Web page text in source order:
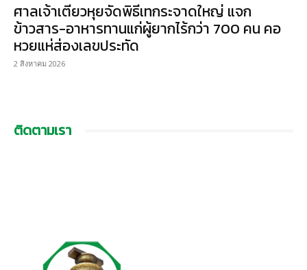
ศาลเจ้าเตียวหุยจัดพิธีเทกระจาดใหญ่ แจก
ข้าวสาร-อาหารทานแก่ผู้ยากไร้กว่า 700 คน คอ
หวยแห่ส่องเลขประทัด
2 สิงหาคม 2026
ติดตามเรา